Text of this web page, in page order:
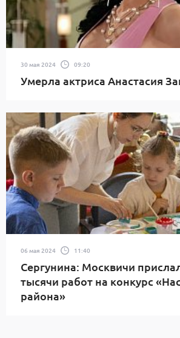
30 мая 2024 09:20
Умерла актриса Анастасия
06 мая 2024 11:40
Сергунина: Москвичи
тысячи работ на конкурс
района»